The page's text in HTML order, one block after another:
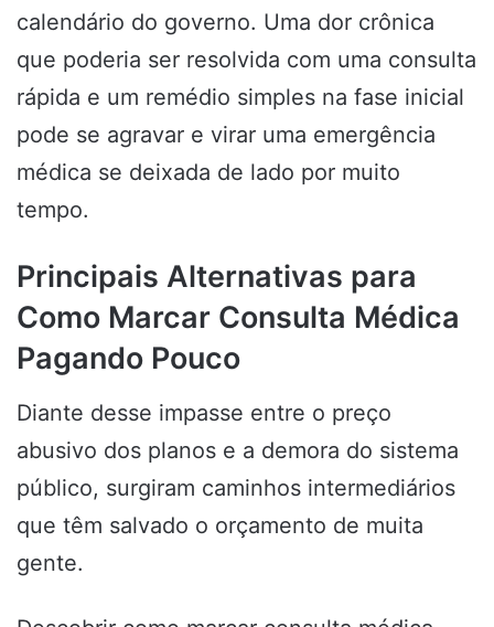
calendário do governo. Uma dor crônica
que poderia ser resolvida com uma consulta
rápida e um remédio simples na fase inicial
pode se agravar e virar uma emergência
médica se deixada de lado por muito
tempo.
Principais Alternativas para
Como Marcar Consulta Médica
Pagando Pouco
Diante desse impasse entre o preço
abusivo dos planos e a demora do sistema
público, surgiram caminhos intermediários
que têm salvado o orçamento de muita
gente.